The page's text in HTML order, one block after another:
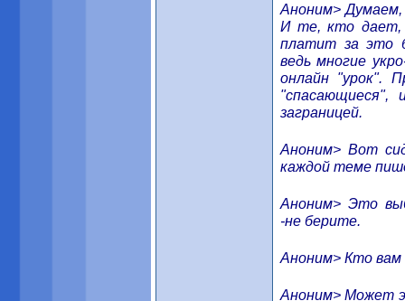
Аноним> Думаем,
И те, кто дает,
платит за это
ведь многие
онлайн "урок".
"спасающиеся",
заграницей.
Аноним> Вот
каждой теме
Аноним> Это
-не берите.
Аноним> Кто вам
Аноним> Может